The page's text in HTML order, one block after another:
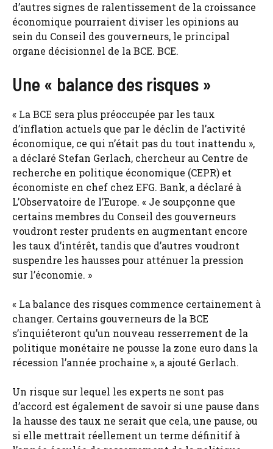
d’autres signes de ralentissement de la croissance
économique pourraient diviser les opinions au
sein du Conseil des gouverneurs, le principal
organe décisionnel de la BCE. BCE.
Une « balance des risques »
« La BCE sera plus préoccupée par les taux
d’inflation actuels que par le déclin de l’activité
économique, ce qui n’était pas du tout inattendu »,
a déclaré Stefan Gerlach, chercheur au Centre de
recherche en politique économique (CEPR) et
économiste en chef chez EFG. Bank, a déclaré à
L’Observatoire de l’Europe. « Je soupçonne que
certains membres du Conseil des gouverneurs
voudront rester prudents en augmentant encore
les taux d’intérêt, tandis que d’autres voudront
suspendre les hausses pour atténuer la pression
sur l’économie. »
« La balance des risques commence certainement à
changer. Certains gouverneurs de la BCE
s’inquiéteront qu’un nouveau resserrement de la
politique monétaire ne pousse la zone euro dans la
récession l’année prochaine », a ajouté Gerlach.
Un risque sur lequel les experts ne sont pas
d’accord est également de savoir si une pause dans
la hausse des taux ne serait que cela, une pause, ou
si elle mettrait réellement un terme définitif à